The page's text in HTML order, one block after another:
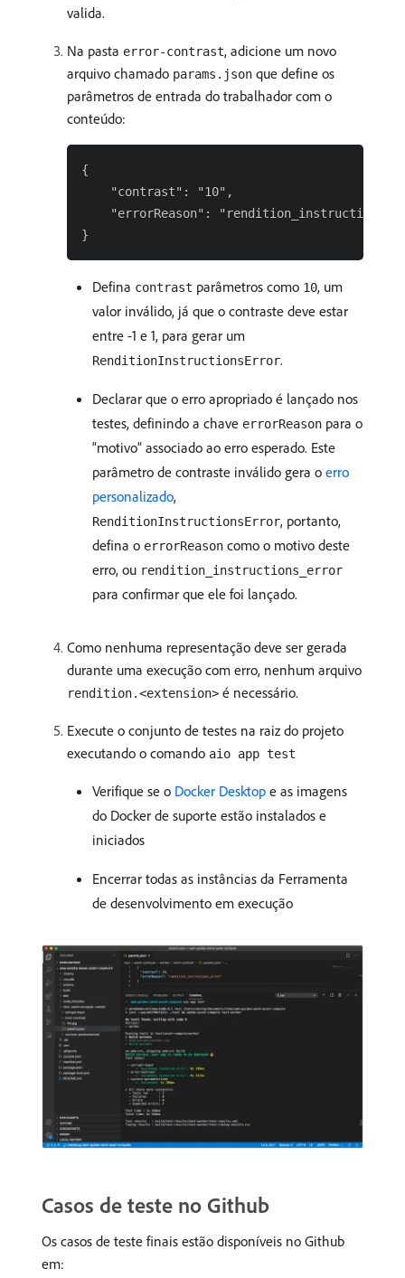
valida.
Na pasta error-contrast, adicione um novo
arquivo chamado params.json que define os
parâmetros de entrada do trabalhador com o
conteúdo:
{
    "contrast": "10",
"errorReason":
Defina contrast parâmetros como 10, um
valor inválido, já que o contraste deve estar
entre -1 e 1, para gerar um
RenditionInstructionsError.
Declarar que o erro apropriado é lançado nos
testes, definindo a chave errorReason para o
“motivo” associado ao erro esperado. Este
parâmetro de contraste inválido gera o erro
personalizado,
RenditionInstructionsError, portanto,
defina o errorReason como o motivo deste
erro, ou rendition_instructions_error
para confirmar que ele foi lançado.
Como nenhuma representação deve ser gerada
durante uma execução com erro, nenhum arquivo
rendition.<extension> é necessário.
Execute o conjunto de testes na raiz do projeto
executando o comando aio app test
Verifique se o Docker Desktop e as imagens
do Docker de suporte estão instalados e
iniciados
Encerrar todas as instâncias da Ferramenta
de desenvolvimento em execução
Casos de teste no Github
Os casos de teste finais estão disponíveis no Github
em: